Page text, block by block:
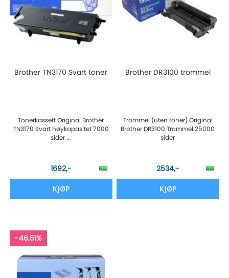
Brother TN3170 Svart toner
Tonerkassett Original Brother
TN3170 Svart høykapasitet 7000
sider ...
1692,-
KJØP
Brother DR3100 trommel
Trommel (uten toner) Original
Brother DR3100 Trommel 25000
sider
2534,-
KJØP
-46.51%